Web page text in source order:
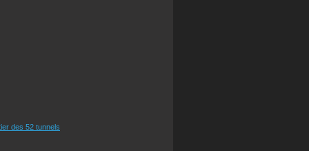
des 52 tunnels